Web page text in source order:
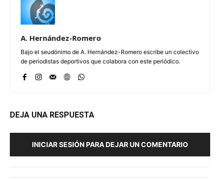
A. Hernández-Romero
Bajo el seudónimo de A. Hernández-Romero escribe un colectivo
de periodistas deportivos que colabora con este periódico.
DEJA UNA RESPUESTA
INICIAR SESIÓN PARA DEJAR UN COMENTARIO